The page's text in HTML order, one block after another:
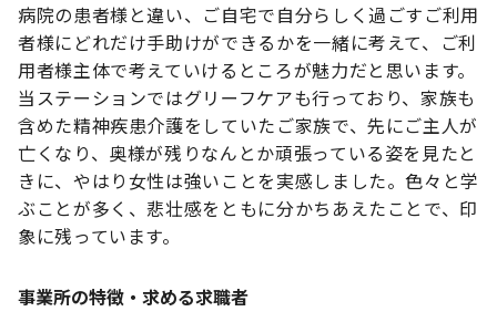
病院の患者様と違い、ご自宅で自分らしく過ごすご利用
者様にどれだけ手助けができるかを一緒に考えて、ご利
用者様主体で考えていけるところが魅力だと思います。
当ステーションではグリーフケアも行っており、家族も
含めた精神疾患介護をしていたご家族で、先にご主人が
亡くなり、奥様が残りなんとか頑張っている姿を見たと
きに、やはり女性は強いことを実感しました。色々と学
ぶことが多く、悲壮感をともに分かちあえたことで、印
象に残っています。
事業所の特徴・求める求職者